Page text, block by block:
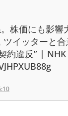
株価にも影響
ツイッターと
約違反” | NHK